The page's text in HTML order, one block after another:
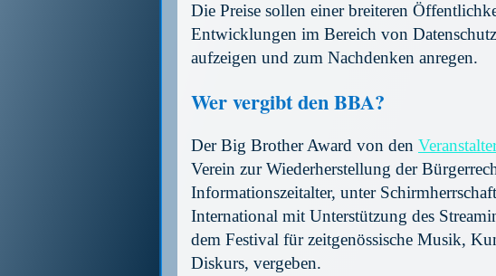
Die Preise sollen einer breiteren
Entwicklungen im Bereich von
aufzeigen und zum Nachdenken anregen.
Wer vergibt den BBA?
Der Big Brother Award von den
Verein zur Wiederherstellung der
Informationszeitalter, unter
International mit Unterstützung des
dem Festival für zeitgenössische Musik,
Diskurs, vergeben.